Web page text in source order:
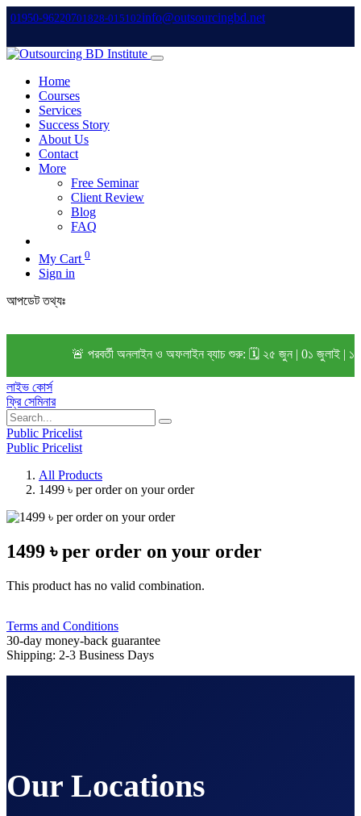
01950-96220701828-015102info@outsourcingbd.net
Home
Courses
Services
Success Story
About Us
Contact
More
Free Seminar
Client Review
Blog
FAQ
My Cart 0
Sign in
আপডেট তথ্যঃ
🚨 পরবর্তী অনলাইন ও অফলাইন ব্যাচ শুরু: 🗓️ ২৫ জুন | 0১ জুলাই | ১৫
লাইভ কোর্স
ফ্রি সেমিনার
Public Pricelist
Public Pricelist
All Products
1499 ৳ per order on your order
1499 ৳ per order on your order
This product has no valid combination.
Terms and Conditions
30-day money-back guarantee
Shipping: 2-3 Business Days
Our Locations